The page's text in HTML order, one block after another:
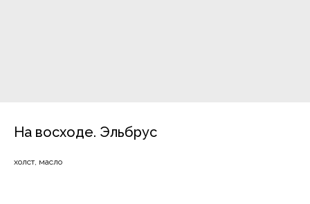
На восходе. Эльбрус
холст, масло